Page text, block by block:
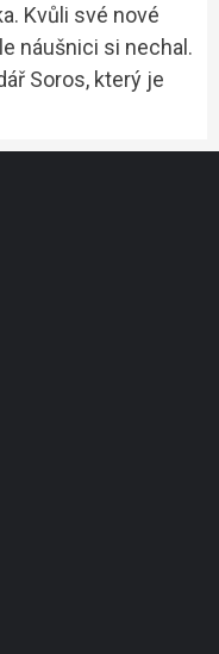
Kvůli své nové
náušnici si nechal.
Soros, který je